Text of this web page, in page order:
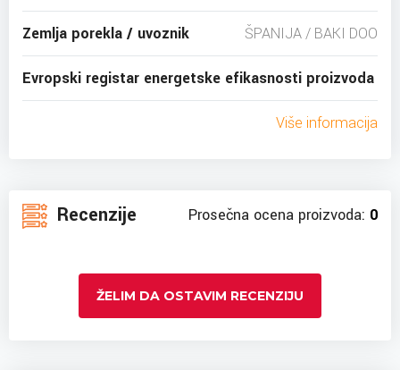
Zemlja porekla / uvoznik ŠPANIJA / BAKI DOO
Evropski registar energetske efikasnosti proizvoda
Više informacija
Recenzije Prosečna ocena proizvoda: 0
ŽELIM DA OSTAVIM RECENZIJU